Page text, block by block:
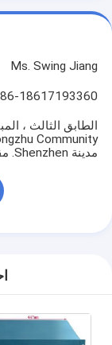
Ms. Swing Jiang
86-18617193360
مدينة Shenzhen. مقاطعة قوانغدونغ.